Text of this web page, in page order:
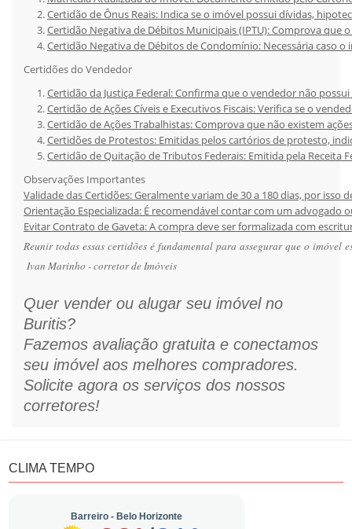
Certidão de Ônus Reais: Indica se o imóvel possui dívidas,
Certidão Negativa de Débitos Municipais (IPTU): Comprova
Certidão Negativa de Débitos de Condomínio: Necessária caso
Certidões do Vendedor
Certidão da Justiça Federal: Confirma que o vendedor não
Certidão de Ações Cíveis e Executivos Fiscais: Verifica se o
Certidão de Ações Trabalhistas: Comprova que não existem
Certidões de Protestos: Emitidas pelos cartórios de protesto,
Certidão de Quitação de Tributos Federais: Emitida pela
Observações Importantes
Validade das Certidões: Geralmente variam de 30 a 180 dias, por
Orientação Especializada: É recomendável contar com um
Evitar Contrato de Gaveta: A compra deve ser formalizada com
Reunir todas essas certidões é fundamental para assegurar que o
Ivan Marinho - corretor de Imóveis
Quer vender ou alugar seu imóvel no
Buritis?
Fazemos avaliação gratuita e conectamos
seu imóvel aos melhores compradores.
Solicite agora os serviços dos nossos
corretores!
CLIMA TEMPO